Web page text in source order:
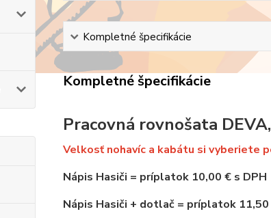
Kompletné špecifikácie
Kompletné špecifikácie
Pracovná rovnošata
Velkosť nohavíc a kabátu si vyberiete
Nápis Hasiči = príplatok 10,00 € s DPH
Nápis Hasiči + dotlač = príplatok 11,50